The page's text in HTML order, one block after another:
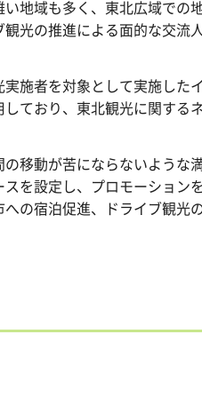
地域も多く、東北広域での
光の推進による面的な交流
施者を対象として実施した
ており、東北観光に関する
移動が苦にならないような
を設定し、プロモーション
の宿泊促進、ドライブ観光